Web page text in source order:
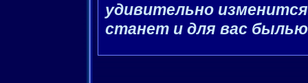
удивительно
станет и для вас